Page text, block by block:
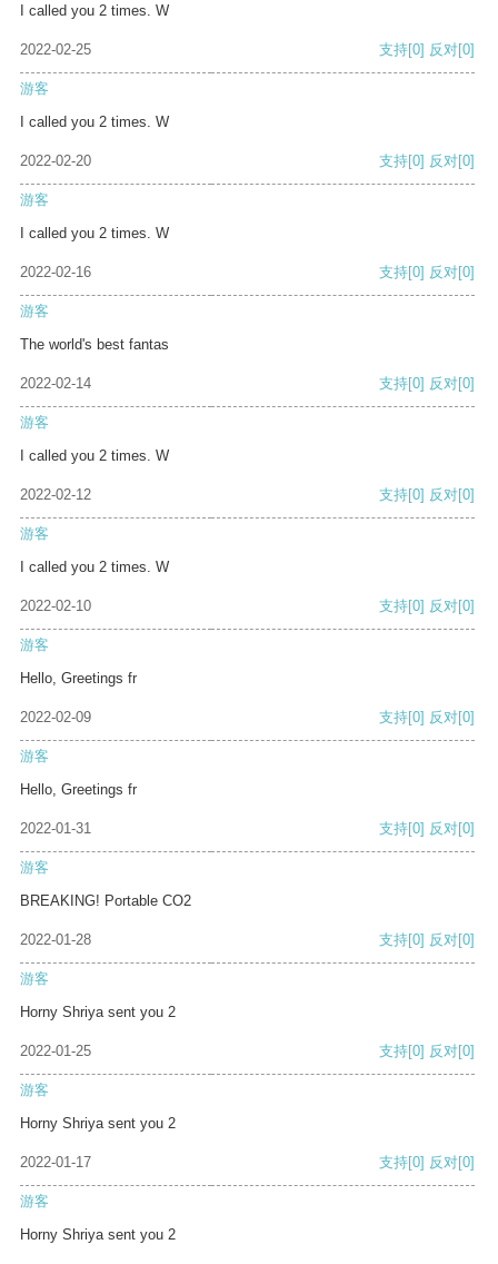
I called you 2 times. W
2022-02-25 支持[0] 反对[0]
游客
I called you 2 times. W
2022-02-20 支持[0] 反对[0]
游客
I called you 2 times. W
2022-02-16 支持[0] 反对[0]
游客
The world's best fantas
2022-02-14 支持[0] 反对[0]
游客
I called you 2 times. W
2022-02-12 支持[0] 反对[0]
游客
I called you 2 times. W
2022-02-10 支持[0] 反对[0]
游客
Hello, Greetings fr
2022-02-09 支持[0] 反对[0]
游客
Hello, Greetings fr
2022-01-31 支持[0] 反对[0]
游客
BREAKING! Portable CO2
2022-01-28 支持[0] 反对[0]
游客
Horny Shriya sent you 2
2022-01-25 支持[0] 反对[0]
游客
Horny Shriya sent you 2
2022-01-17 支持[0] 反对[0]
游客
Horny Shriya sent you 2